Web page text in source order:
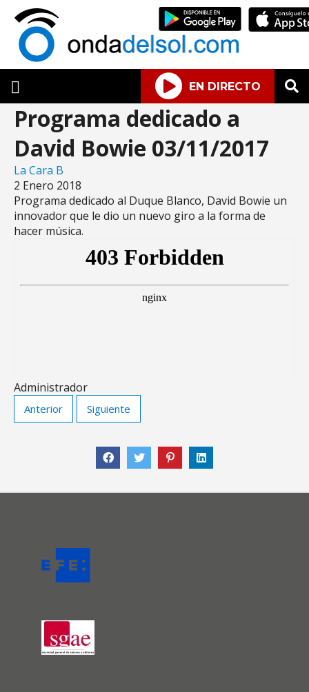
EN DIRECTO
Programa dedicado a
David Bowie 03/11/2017
La Cara B
2 Enero 2018
Programa dedicado al Duque Blanco, David Bowie un
innovador que le dio un nuevo giro a la forma de
hacer música.
Administrador
Anterior Siguiente